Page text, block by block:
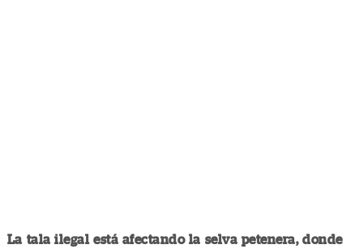
La tala ilegal está afectando la selva petenera, donde